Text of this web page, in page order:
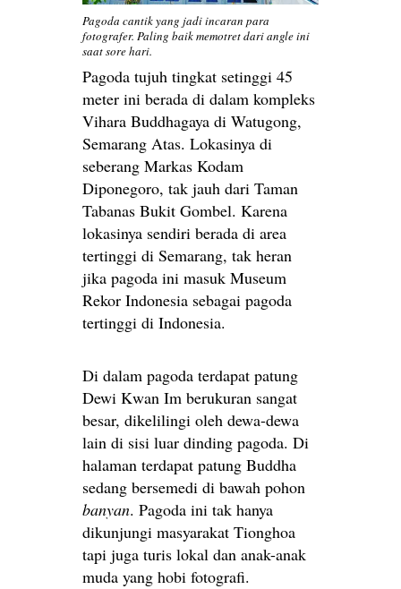
Pagoda cantik yang jadi incaran para
fotografer. Paling baik memotret dari angle ini
saat sore hari.
Pagoda tujuh tingkat setinggi 45
meter ini berada di dalam kompleks
Vihara Buddhagaya di Watugong,
Semarang Atas. Lokasinya di
seberang Markas Kodam
Diponegoro, tak jauh dari Taman
Tabanas Bukit Gombel. Karena
lokasinya sendiri berada di area
tertinggi di Semarang, tak heran
jika pagoda ini masuk Museum
Rekor Indonesia sebagai pagoda
tertinggi di Indonesia.
Di dalam pagoda terdapat patung
Dewi Kwan Im berukuran sangat
besar, dikelilingi oleh dewa-dewa
lain di sisi luar dinding pagoda. Di
halaman terdapat patung Buddha
sedang bersemedi di bawah pohon
banyan. Pagoda ini tak hanya
dikunjungi masyarakat Tionghoa
tapi juga turis lokal dan anak-anak
muda yang hobi fotografi.